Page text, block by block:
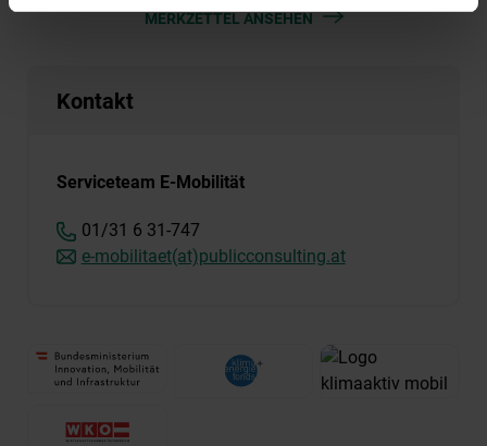
MERKZETTEL ANSEHEN
Kontakt
Serviceteam E-Mobilität
01/31 6 31-747
e-mobilitaet(at)publicconsulting.at